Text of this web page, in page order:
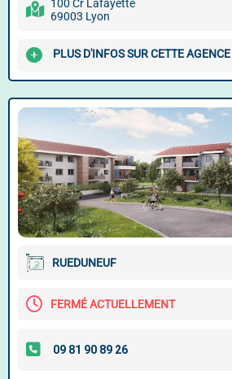
100 Cr Lafayette
69003 Lyon
PLUS D'INFOS SUR CETTE AGENCE
RUEDUNEUF
FERMÉ ACTUELLEMENT